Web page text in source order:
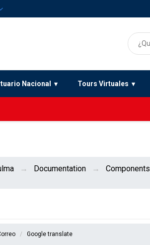
Nacional Tours Virtuales
Documentation Components
Google translate